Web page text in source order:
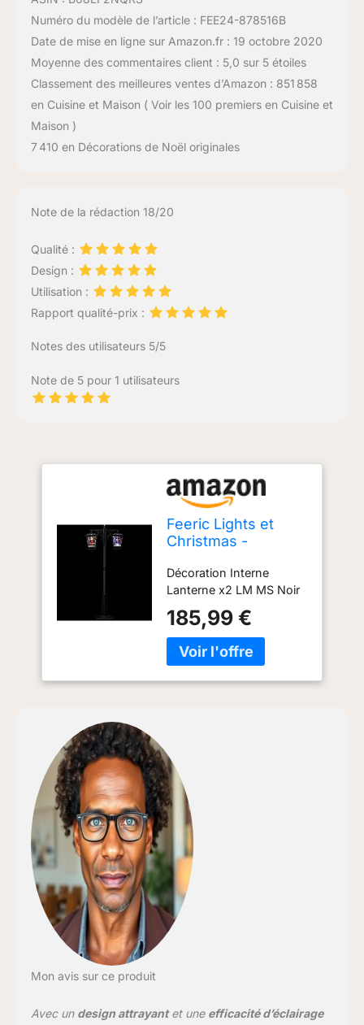
Numéro du modèle de l’article : FEE24-878516B
Date de mise en ligne sur Amazon.fr : 19 octobre 2020
Moyenne des commentaires client : 5,0 sur 5 étoiles
Classement des meilleures ventes d’Amazon : 851 858
en Cuisine et Maison ( Voir les 100 premiers en Cuisine et
Maison )
7 410 en Décorations de Noël originales
Note de la rédaction 18/20
Qualité :
Design :
Utilisation :
Rapport qualité-prix :
Notes des utilisateurs 5/5
Note de 5 pour 1 utilisateurs
Feeric Lights et
Christmas -
Lanterne x2 LM ms
Noir
Décoration Interne
Lanterne x2 LM MS Noir
185,99 €
Mon avis sur ce produit
Avec un design attrayantet une efficacité d’éclairage